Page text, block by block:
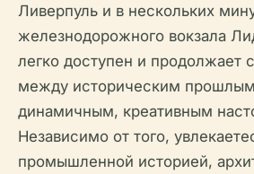
Ливерпуль и в нескольких
железнодорожного вокзала
легко доступен и продолжает
между историческим
динамичным, креативным
Независимо от того,
промышленной историей,